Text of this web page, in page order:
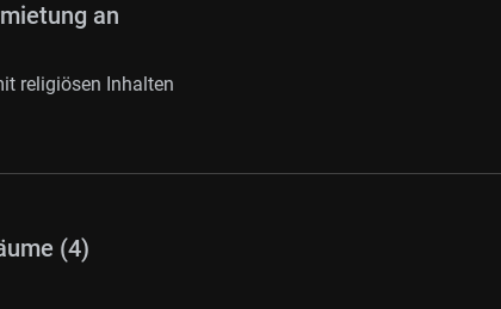
an
religiösen Inhalten
(4)